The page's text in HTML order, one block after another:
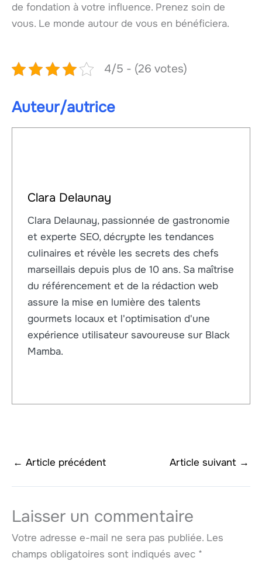
de fondation à votre influence. Prenez soin de
vous. Le monde autour de vous en bénéficiera.
4/5 - (26 votes)
Auteur/autrice
Clara Delaunay
Clara Delaunay, passionnée de gastronomie
et experte SEO, décrypte les tendances
culinaires et révèle les secrets des chefs
marseillais depuis plus de 10 ans. Sa maîtrise
du référencement et de la rédaction web
assure la mise en lumière des talents
gourmets locaux et l'optimisation d'une
expérience utilisateur savoureuse sur Black
Mamba.
← Article précédent Article suivant →
Laisser un commentaire
Votre adresse e-mail ne sera pas publiée. Les
champs obligatoires sont indiqués avec *